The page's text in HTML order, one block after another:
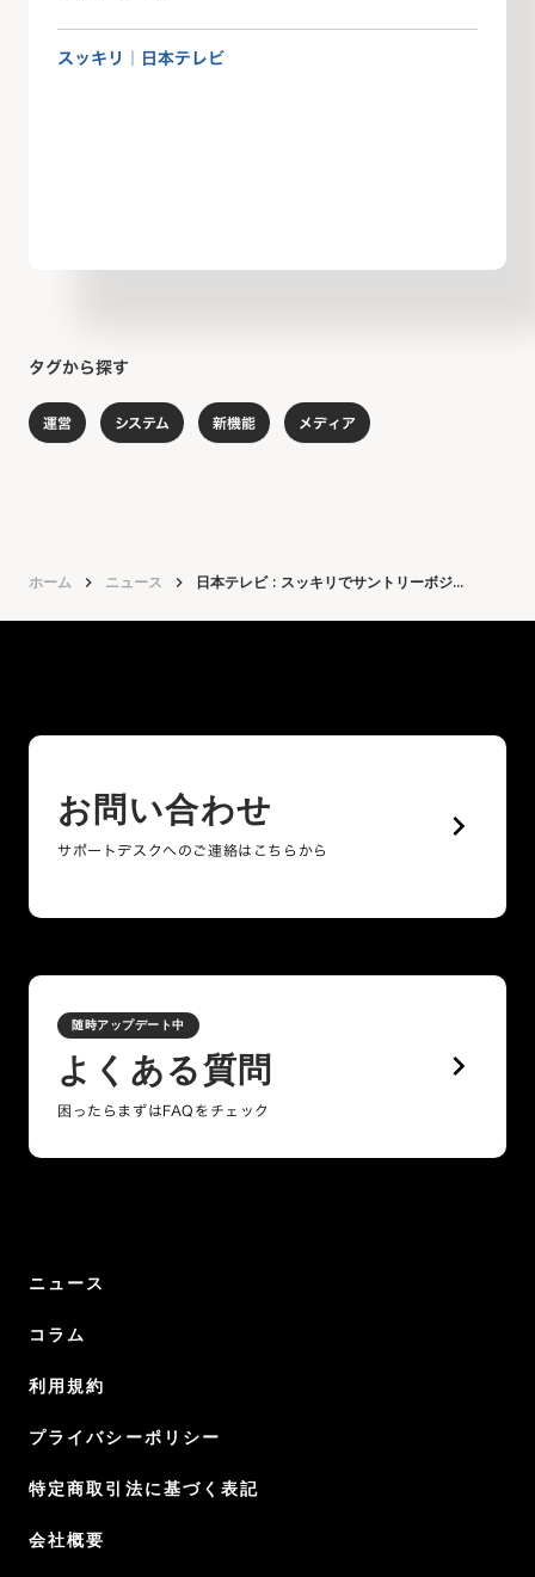
スッキリ｜日本テレビ
タグから探す
運営 システム 新機能 メディア
ホーム keyboard_arrow_right ニュース keyboard_arrow_right 日本テレビ : スッキリでサントリーボジ...
お問い合わせ
サポートデスクへのご連絡はこちらから
keyboard_arrow_right
よくある質問
随時アップデート中
困ったらまずはFAQをチェック
keyboard_arrow_right
ニュース
コラム
利用規約
プライバシーポリシー
特定商取引法に基づく表記
会社概要